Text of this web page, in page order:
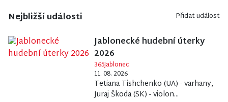
Nejbližší události Přidat událost
Jablonecké hudební úterky
2026
365Jablonec
11. 08. 2026
Tetiana Tishchenko (UA) - varhany,
Juraj Škoda (SK) - violon...